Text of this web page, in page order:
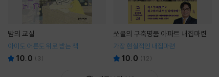
밤의 교실
아이도 어른도 위로 받는 책
10.0 ( 3)
쏘쿨의 구축명품 아파트 내집마련
가장 현실적인 내집마련
10.0 (12)